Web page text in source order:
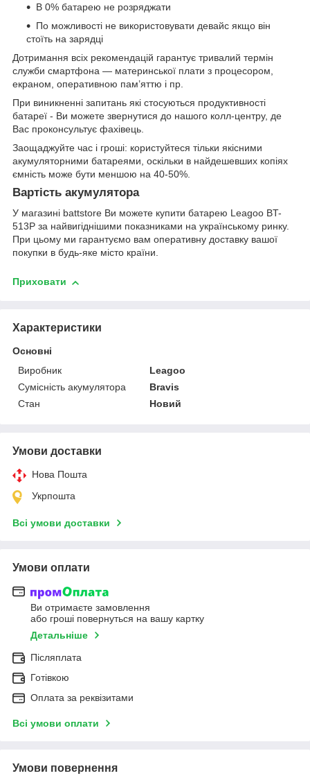
В 0% батарею не розряджати
По можливості не використовувати девайс якщо він
стоїть на зарядці
Дотримання всіх рекомендацій гарантує тривалий термін
служби смартфона — материнської плати з процесором,
екраном, оперативною пам’яттю і пр.
При виникненні запитань які стосуються продуктивності
батареї - Ви можете звернутися до нашого колл-центру, де
Вас проконсультує фахівець.
Заощаджуйте час і гроші: користуйтеся тільки якісними
акумуляторними батареями, оскільки в найдешевших копіях
ємність може бути меншою на 40-50%.
Вартість акумулятора
У магазині battstore Ви можете купити батарею Leagoo BT-
513P за найвигіднішими показниками на українському ринку.
При цьому ми гарантуємо вам оперативну доставку вашої
покупки в будь-яке місто країни.
Приховати
Характеристики
Основні
Виробник
Leagoo
Сумісність акумулятора
Bravis
Стан
Новий
Умови доставки
Нова Пошта
Укрпошта
Всі умови доставки
Умови оплати
Ви отримаєте замовлення
або гроші повернуться на вашу картку
Детальніше
Післяплата
Готівкою
Оплата за реквізитами
Всі умови оплати
Умови повернення